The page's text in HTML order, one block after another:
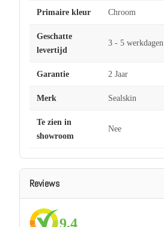
Primaire kleur Chroom
Geschatte
levertijd
3 - 5 werkdagen
Garantie 2 Jaar
Merk Sealskin
Te zien in
showroom
Nee
Reviews
9.4